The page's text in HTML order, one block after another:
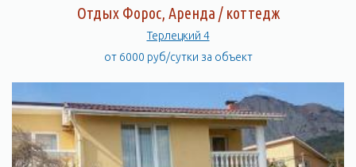
Отдых Форос, Аренда / коттедж
Терлецкий 4
от 6000 руб/сутки за объект